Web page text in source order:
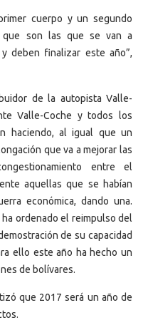
cuerpo y un segundo
son las que se van a
deben finalizar este año”,
de la autopista Valle-
Valle-Coche y todos los
haciendo, al igual que un
que va a mejorar las
entre el
aquellas que se habían
económica, dando una.
ordenado el reimpulso del
de su capacidad
ello este año ha hecho un
de bolívares.
que 2017 será un año de